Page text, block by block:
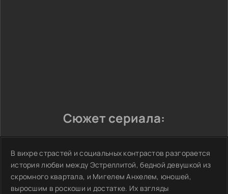
Сюжет сериала:
В вихре страстей и социальных контрастов разгорается
история любви между Эстреллитой, бедной девушкой из
скромного квартала, и Мигелем Анхелем, юношей,
выросшим в роскоши и достатке. Их взгляды